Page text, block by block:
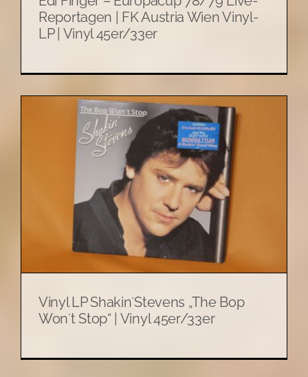
Reportagen | FK Austria Wien Vinyl-
LP | Vinyl 45er/33er
Vinyl LP Shakin´Stevens „The Bop
Won´t Stop“ | Vinyl 45er/33er